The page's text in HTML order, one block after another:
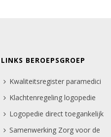
LINKS BEROEPSGROEP
Kwaliteitsregister paramedici
Klachtenregeling logopedie
Logopedie direct toegankelijk
Samenwerking Zorg voor de